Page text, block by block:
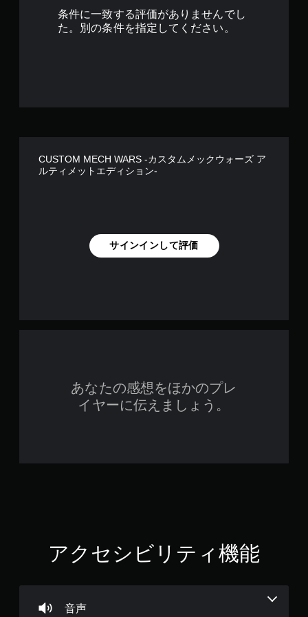
条件に一致する評価がありませんでし
た。別の条件を指定してください。
CUSTOM MECH WARS -カスタムメックウォーズ ア
ルティメットエディション-
サインインして評価
あなたの感想をほかのプレ
イヤーに伝えましょう。
アクセシビリティ機能
音声